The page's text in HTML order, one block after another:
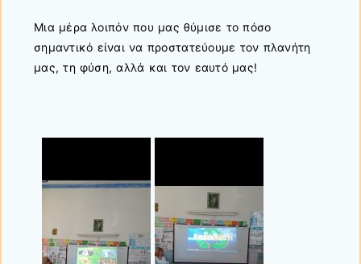
Μια μέρα λοιπόν που μας θύμισε το πόσο
σημαντικό είναι να προστατεύουμε τον πλανήτη
μας, τη φύση, αλλά και τον εαυτό μας!